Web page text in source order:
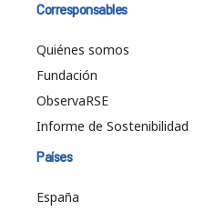
Corresponsables
Quiénes somos
Fundación
ObservaRSE
Informe de Sostenibilidad
Países
España